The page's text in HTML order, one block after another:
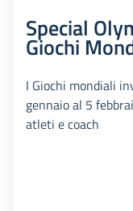
Special
Giochi
I Giochi mondiali
gennaio al 5
atleti e coach